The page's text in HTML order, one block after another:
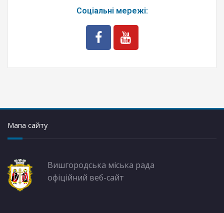
Соціальні мережі:
Мапа сайту
Вишгородська міська рада
офіційний веб-сайт